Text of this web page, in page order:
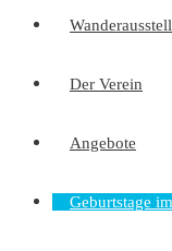
Der Verein
Angebote
Geburtstage